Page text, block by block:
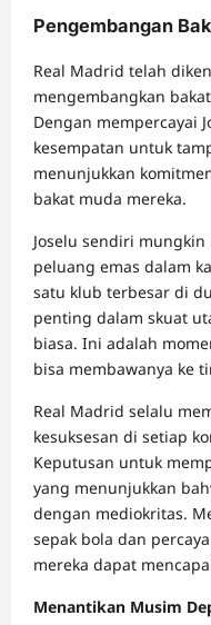
Pengembangan
Real Madrid telah
mengembangkan
Dengan mempercayai
kesempatan untuk
menunjukkan
bakat muda mereka.
Joselu sendiri
peluang emas dalam
satu klub terbesar di
penting dalam skuat
biasa. Ini adalah
bisa membawanya ke
Real Madrid selalu
kesuksesan di setiap
Keputusan untuk
yang menunjukkan
dengan mediokritas.
sepak bola dan
mereka dapat
Menantikan Musim